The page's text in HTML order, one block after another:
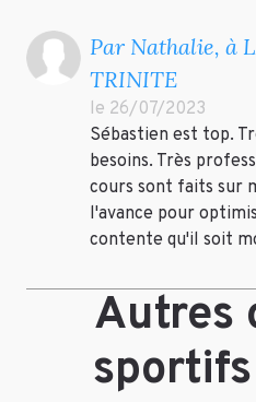
Par Nathalie, à
TRINITE
le 26/07/2023
Sébastien est top.
besoins. Très
cours sont faits sur
l'avance pour
contente qu'il soit
Autres